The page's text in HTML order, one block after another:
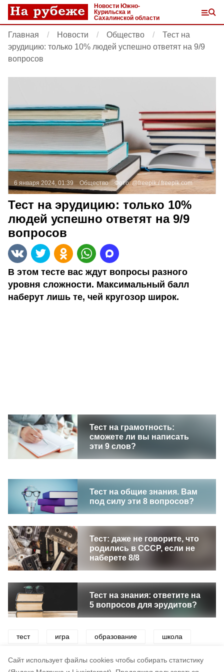
Cайт использует файлы cookies чтобы собирать статистику
Новости Южно-
Курильска и
Сахалинской области
Главная Новости Общество
Тест на
эрудицию: только 10% людей успешно ответят на 9/9
вопросов
6 января 2024, 01:39 Общество Фото:@freepik /freepik.com
Тест на эрудицию: только 10%
людей успешно ответят на 9/9
вопросов
В этом тесте вас ждут вопросы разного
уровня сложности. Максимальный балл
наберут лишь те, чей кругозор широк.
Тест на грамотность:
сможете ли вы написать
эти 9 слов?
Тест на общие знания. Вам
под силу эти 8 вопросов?
Тест: даже не говорите, что
родились в СССР, если не
наберете 8/8
Тест на знания: ответите на
5 вопросов для эрудитов?
тест игра образование школа
викторины эрудиция